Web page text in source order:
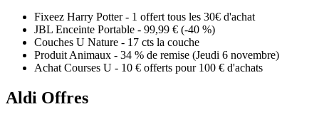
Fixeez Harry Potter - 1 offert tous les 30€ d'achat
JBL Enceinte Portable - 99,99 € (-40 %)
Couches U Nature - 17 cts la couche
Produit Animaux - 34 % de remise (Jeudi 6 novembre)
Achat Courses U - 10 € offerts pour 100 € d'achats
Aldi Offres